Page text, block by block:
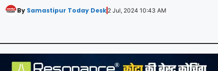
By Samastipur Today Desk 2 Jul, 2024 10:43 AM